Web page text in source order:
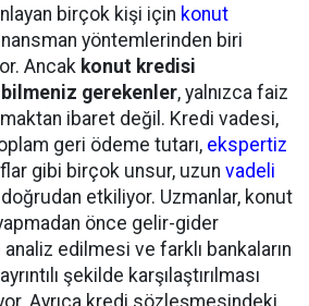
birçok kişi için konut
yöntemlerinden biri
Ancak konut kredisi
gerekenler, yalnızca faiz
ibaret değil. Kredi vadesi,
geri ödeme tutarı, ekspertiz
gibi birçok unsur, uzun vadeli
etkiliyor. Uzmanlar, konut
önce gelir-gider
edilmesi ve farklı bankaların
şekilde karşılaştırılması
Ayrıca kredi sözleşmesindeki